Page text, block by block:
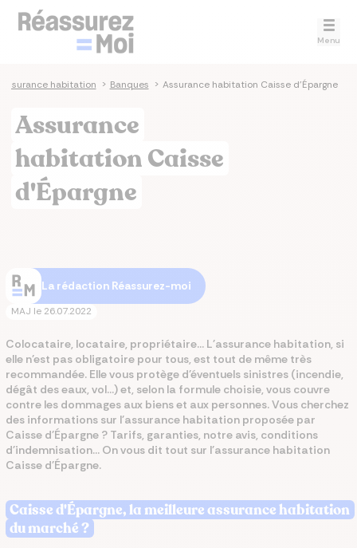
Menu
Assurance habitation > Banques > Assurance habitation Caisse d'Épargne
Assurance
habitation Caisse
d'Épargne
La rédaction Réassurez-moi
MAJ le 26.07.2022
Colocataire, locataire, propriétaire... L'assurance habitation, si
elle n'est pas obligatoire pour tous, est tout de même très
recommandée. Elle vous protège d'éventuels sinistres (incendie,
dégât des eaux, vol...) et, selon la formule choisie, vous couvre
contre les dommages aux biens et aux personnes. Vous cherchez
des informations sur l'assurance habitation proposée par
Caisse d'Épargne ? Tarifs, garanties, notre avis, conditions
d'indemnisation... On vous dit tout sur l'assurance habitation
Caisse d'Épargne.
Caisse d'Épargne, la meilleure assurance habitation
du marché ?